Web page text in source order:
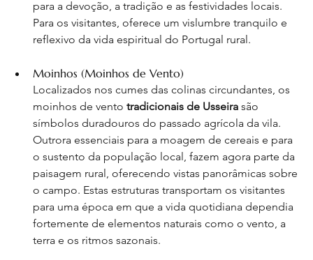
para a devoção, a tradição e as festividades locais.
Para os visitantes, oferece um vislumbre tranquilo e
reflexivo da vida espiritual do Portugal rural.
Moinhos (Moinhos de Vento)
Localizados nos cumes das colinas circundantes, os
moinhos de vento tradicionais de Usseira são
símbolos duradouros do passado agrícola da vila.
Outrora essenciais para a moagem de cereais e para
o sustento da população local, fazem agora parte da
paisagem rural, oferecendo vistas panorâmicas sobre
o campo. Estas estruturas transportam os visitantes
para uma época em que a vida quotidiana dependia
fortemente de elementos naturais como o vento, a
terra e os ritmos sazonais.